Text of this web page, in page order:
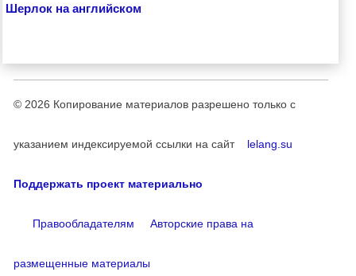
Шерлок на английском
© 2026 Копирование материалов разрешено только с
указанием индексируемой ссылки на сайт lelang.su
Поддержать проект материально
Правообладателям Авторские права на
размещенные материалы